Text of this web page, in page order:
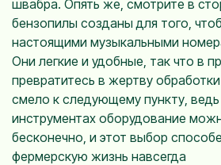
швабра. Опять же, смотрите в
бензопилы созданы для того,
настоящими музыкальными
Они легкие и удобные, так что в
превратитесь в жертву
смело к следующему пункту,
инструментах оборудование
бесконечно, и этот выбор
фермерскую жизнь навсегда